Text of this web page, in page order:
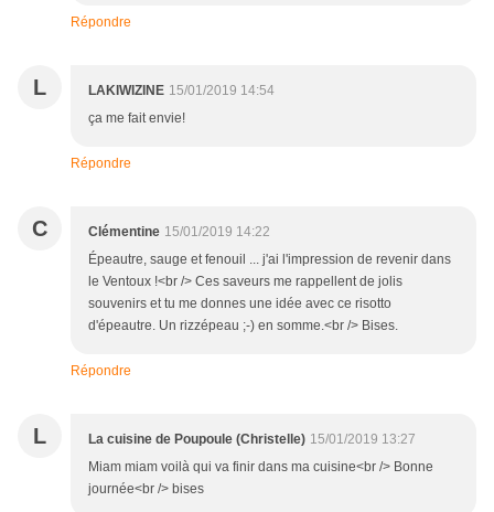
Répondre
L LAKIWIZINE 15/01/2019 14:54
ça me fait envie!
Répondre
C Clémentine 15/01/2019 14:22
Épeautre, sauge et fenouil ... j'ai l'impression de revenir dans
le Ventoux !<br /> Ces saveurs me rappellent de jolis
souvenirs et tu me donnes une idée avec ce risotto
d'épeautre. Un rizzépeau ;-) en somme.<br /> Bises.
Répondre
L La cuisine de Poupoule (Christelle) 15/01/2019 13:27
Miam miam voilà qui va finir dans ma cuisine<br /> Bonne
journée<br /> bises